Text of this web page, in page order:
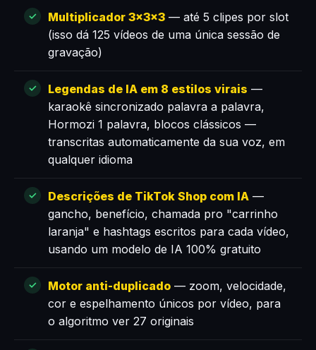
Multiplicador 3×3×3 — até 5 clipes por slot
(isso dá 125 vídeos de uma única sessão de
gravação)
Legendas de IA em 8 estilos virais —
karaokê sincronizado palavra a palavra,
Hormozi 1 palavra, blocos clássicos —
transcritas automaticamente da sua voz, em
qualquer idioma
Descrições de TikTok Shop com IA —
gancho, benefício, chamada pro "carrinho
laranja" e hashtags escritos para cada vídeo,
usando um modelo de IA 100% gratuito
Motor anti-duplicado — zoom, velocidade,
cor e espelhamento únicos por vídeo, para
o algoritmo ver 27 originais